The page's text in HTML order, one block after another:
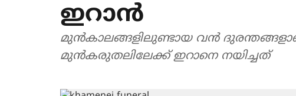
ഇറാന്‍
മുന്‍കാലങ്ങളിലുണ്ടായ വന്‍
മുന്‍കരുതലിലേക്ക് ഇറാനെ നയിച്ചത്